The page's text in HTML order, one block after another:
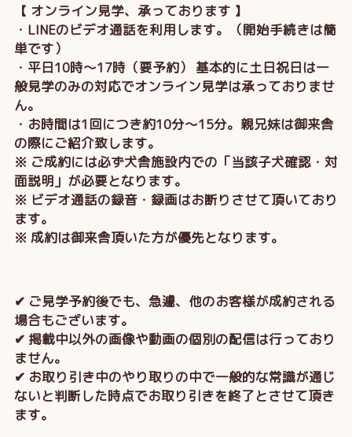
【 オンライン見学、承っております 】
・LINEのビデオ通話を利用します。（開始手続きは簡
単です）
・平日10時～17時（要予約） 基本的に土日祝日は一
般見学のみの対応でオンライン見学は承っておりませ
ん。
・お時間は1回につき約10分～15分。親兄妹は御来舎
の際にご紹介致します。
※ ご成約には必ず犬舎施設内での「当該子犬確認・対
面説明」が必要となります。
※ ビデオ通話の録音・録画はお断りさせて頂いており
ます。
※ 成約は御来舎頂いた方が優先となります。
✔ ご見学予約後でも、急遽、他のお客様が成約される
場合もございます。
✔ 掲載中以外の画像や動画の個別の配信は行っており
ません。
✔ お取り引き中のやり取りの中で一般的な常識が通じ
ないと判断した時点でお取り引きを終了とさせて頂き
ます。